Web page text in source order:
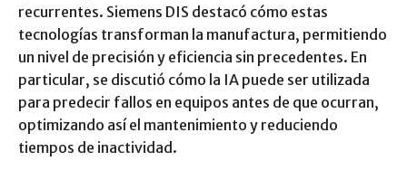
recurrentes. Siemens DIS destacó cómo estas
tecnologías transforman la manufactura, permitiendo
un nivel de precisión y eficiencia sin precedentes. En
particular, se discutió cómo la IA puede ser utilizada
para predecir fallos en equipos antes de que ocurran,
optimizando así el mantenimiento y reduciendo
tiempos de inactividad.